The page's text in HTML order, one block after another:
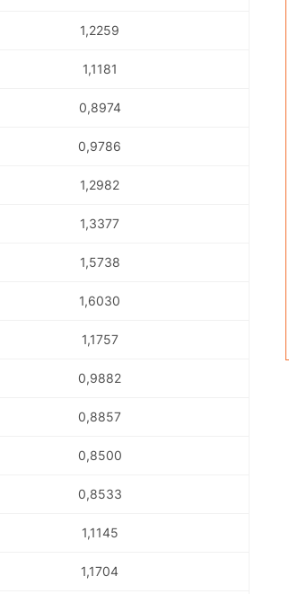
1,2259
1,1181
0,8974
0,9786
1,2982
1,3377
1,5738
1,6030
1,1757
0,9882
0,8857
0,8500
0,8533
1,1145
1,1704